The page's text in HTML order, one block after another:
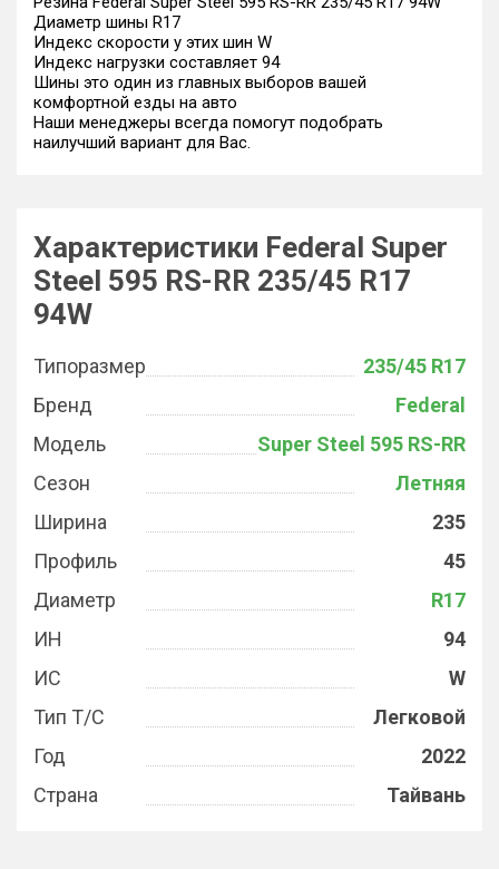
Диаметр шины R17
Индекс скорости у этих шин W
Индекс нагрузки составляет 94
Шины это один из главных выборов вашей
комфортной езды на авто
Наши менеджеры всегда помогут подобрать
наилучший вариант для Вас.
Характеристики Federal Super
Steel 595 RS-RR 235/45 R17
94W
Типоразмер
235/45 R17
Бренд
Federal
Модель
Super Steel 595 RS-RR
Сезон
Летняя
Ширина
235
Профиль
45
Диаметр
R17
ИН
94
ИС
W
Тип Т/С
Легковой
Год
2022
Страна
Тайвань